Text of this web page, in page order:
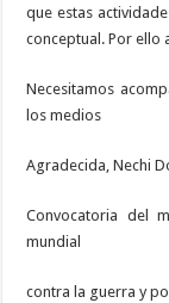
que estas
conceptual. Por ello
Necesitamos
los medios
Agradecida, Nechi
Convocatoria del
mundial
contra la guerra y